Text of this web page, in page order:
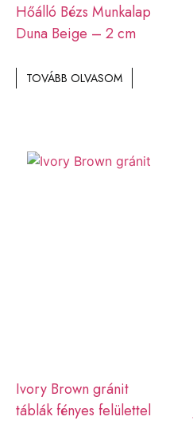
Hőálló Bézs Munkalap
Duna Beige – 2 cm
TOVÁBB OLVASOM
Ivory Brown gránit
táblák fényes felülettel